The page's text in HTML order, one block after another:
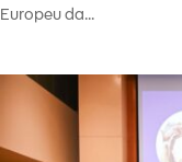
Europeu da...